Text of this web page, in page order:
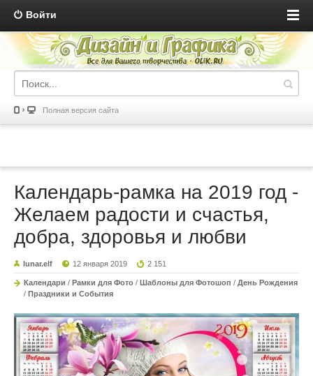
Войти
Полная версия сайта
Календарь-рамка на 2019 год -
Желаем радости и счастья,
добра, здоровья и любви
lunar.elf 12 января 2019 2 151
Календари / Рамки для Фото / Шаблоны для Фотошоп / День Рождения
/ Праздники и События